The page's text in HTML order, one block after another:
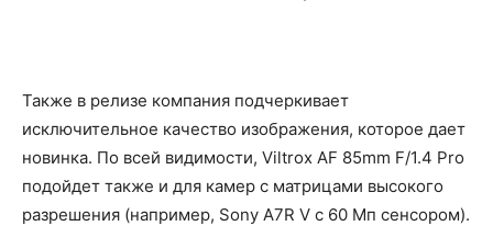
Также в релизе компания подчеркивает
исключительное качество изображения, которое дает
новинка. По всей видимости, Viltrox AF 85mm F/1.4 Pro
подойдет также и для камер с матрицами высокого
разрешения (например, Sony A7R V с 60 Мп сенсором).